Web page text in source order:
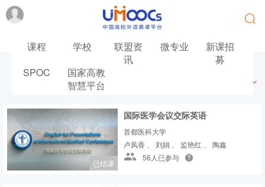
课程 学校
联盟资
讯
微专业
新课招
募
SPOC
国家高教
智慧平台
已结课
国际医学会议交际英语
首都医科大学
卢凤香 、 刘娟 、 监艳红 、 陶鑫
56人已参与